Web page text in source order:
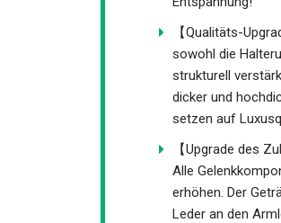
【Qualitäts-
sowohl die
strukturell
dicker und
setzen auf
【Upgrade des
Alle
erhöhen. Der
Leder an den